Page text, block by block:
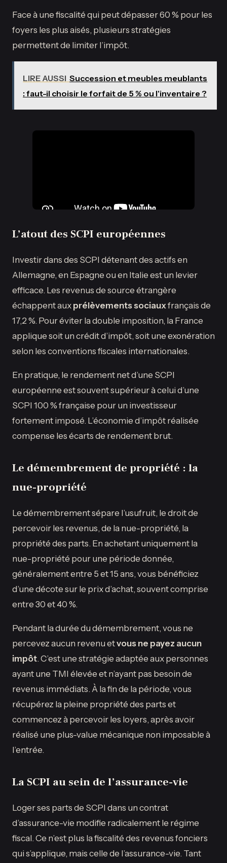
Face à une fiscalité qui peut dépasser 60 % pour les
foyers les plus aisés, plusieurs stratégies
permettent de limiter l’impôt.
LIRE AUSSI Succession et meubles meublants
: faut-il choisir le forfait de 5 % ou l'inventaire ?
L’atout des SCPI européennes
Investir dans des SCPI détenant des actifs en
Allemagne, en Espagne ou en Italie est un levier
efficace. Les revenus de source étrangère
échappent auxprélèvements sociauxfrançais de
17,2 %. Pour éviter la double imposition, la France
applique soit un crédit d’impôt, soit une exonération
selon les conventions fiscales internationales.
En pratique, le rendement net d’une SCPI
européenne est souvent supérieur à celui d’une
SCPI 100 % française pour un investisseur
fortement imposé. L’économie d’impôt réalisée
compense les écarts de rendement brut.
Le démembrement de propriété : la
nue-propriété
Le démembrement sépare l’usufruit, le droit de
percevoir les revenus, de la nue-propriété, la
propriété des parts. En achetant uniquement la
nue-propriété pour une période donnée,
généralement entre 5 et 15 ans, vous bénéficiez
d’une décote sur le prix d’achat, souvent comprise
entre 30 et 40 %.
Pendant la durée du démembrement, vous ne
percevez aucun revenu etvous ne payez aucun
impôt. C’est une stratégie adaptée aux personnes
ayant une TMI élevée et n’ayant pas besoin de
revenus immédiats. À la fin de la période, vous
récupérez la pleine propriété des parts et
commencez à percevoir les loyers, après avoir
réalisé une plus-value mécanique non imposable à
l’entrée.
La SCPI au sein de l’assurance-vie
Loger ses parts de SCPI dans un contrat
d’assurance-vie modifie radicalement le régime
fiscal. Ce n’est plus la fiscalité des revenus fonciers
qui s’applique, mais celle de l’assurance-vie. Tant